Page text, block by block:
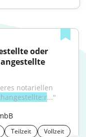
oder
notariellen
..."
Teilzeit Vollzeit